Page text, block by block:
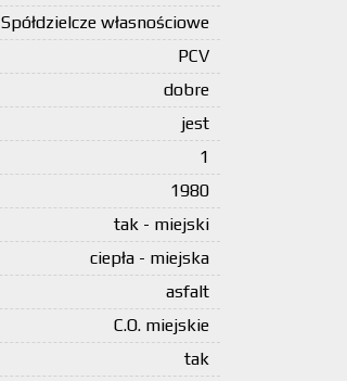
Spółdzielcze własnościowe
PCV
dobre
jest
1
1980
tak - miejski
ciepła - miejska
asfalt
C.O. miejskie
tak